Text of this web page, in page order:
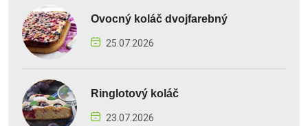
Ovocný koláč dvojfarebný
25.07.2026
Ringlotový koláč
23.07.2026